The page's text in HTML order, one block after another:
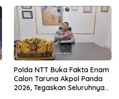
Polda NTT Buka Fakta Enam
Calon Taruna Akpol Panda
2026, Tegaskan Seluruhnya